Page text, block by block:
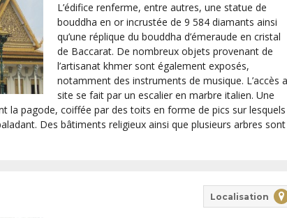
L’édifice renferme, entre autres, une statue de
bouddha en or incrustée de 9 584 diamants ainsi
qu’une réplique du bouddha d’émeraude en cristal
de Baccarat. De nombreux objets provenant de
l’artisanat khmer sont également exposés,
notamment des instruments de musique. L’accès
site se fait par un escalier en marbre italien. Une
la pagode, coiffée par des toits en forme de pics sur lesquels
Des bâtiments religieux ainsi que plusieurs arbres sont
Localisation